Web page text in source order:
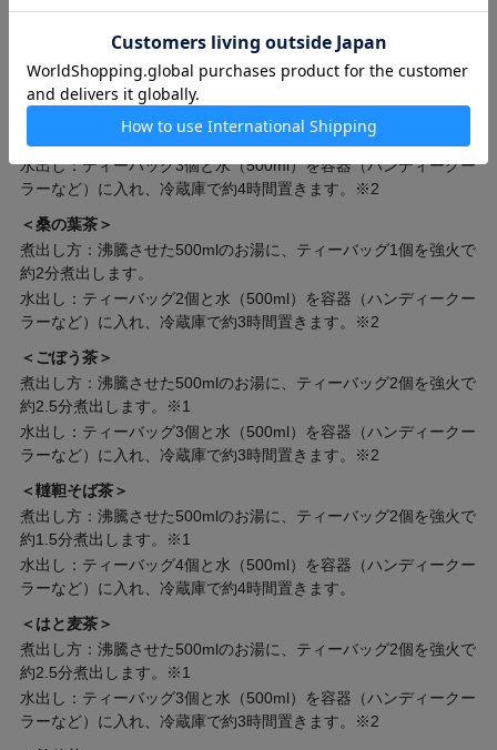
強火で煮出します。※1
水出し：ティーバッグ4個と水（500ml）を容器（ハンディークー
ラーなど）に入れ、冷蔵庫で約4時間置きます。
＜玉ねぎの皮茶＞
煮出し方：沸騰させた500mlのお湯に、ティーバッグ2個を強火で
約1分煮出します。※1
水出し：ティーバッグ3個と水（500ml）を容器（ハンディークー
ラーなど）に入れ、冷蔵庫で約4時間置きます。※2
＜桑の葉茶＞
煮出し方：沸騰させた500mlのお湯に、ティーバッグ1個を強火で
約2分煮出します。
水出し：ティーバッグ2個と水（500ml）を容器（ハンディークー
ラーなど）に入れ、冷蔵庫で約3時間置きます。※2
＜ごぼう茶＞
煮出し方：沸騰させた500mlのお湯に、ティーバッグ2個を強火で
約2.5分煮出します。※1
水出し：ティーバッグ3個と水（500ml）を容器（ハンディークー
ラーなど）に入れ、冷蔵庫で約3時間置きます。※2
＜韃靼そば茶＞
煮出し方：沸騰させた500mlのお湯に、ティーバッグ2個を強火で
約1.5分煮出します。※1
水出し：ティーバッグ4個と水（500ml）を容器（ハンディークー
ラーなど）に入れ、冷蔵庫で約4時間置きます。
＜はと麦茶＞
煮出し方：沸騰させた500mlのお湯に、ティーバッグ2個を強火で
約2.5分煮出します。※1
水出し：ティーバッグ3個と水（500ml）を容器（ハンディークー
ラーなど）に入れ、冷蔵庫で約3時間置きます。※2